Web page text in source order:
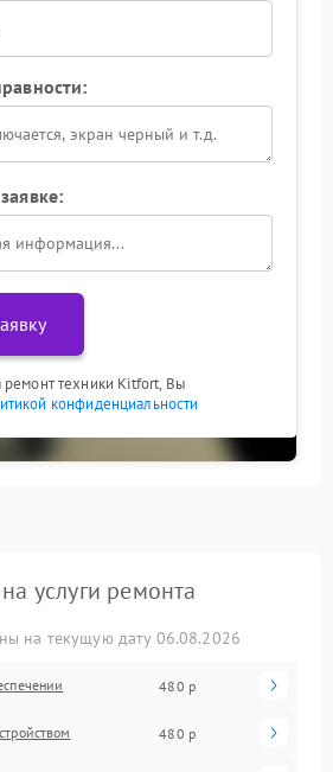
ремонт техники Kitfort, Вы
конфиденциальности
услуги ремонта
на текущую дату 06.08.2026
480 р
480 р